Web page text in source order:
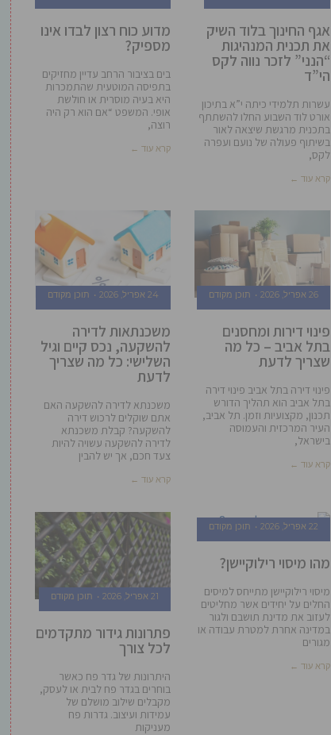
אגף החינוך בלוד השיק
את תכנית המנהיגות
“הנני” לזכר נווה לקס
הי”ד
עשרות תלמידי כיתה י”א בתיכון
אורט לוד השבוע החלו להשתתף
בתכנית מרגשת שיצאה לאור
בשיתוף פעולה של נועם ועפרה
לקס,
קרא עוד ←
מדוע כוח רצון לבדו אינו
מספיק?
בים בציבור הרחב עדיין מחזיקים
בתפיסה המוטעית שהתמכרות
היא בעיה מוסרית או חולשת
אופי. המשפט “אם הוא רק היה
רוצה,
קרא עוד ←
26 אפריל, 2026 תוכן מקודם
פינוי דירות ומחסנים
בתל אביב – כל מה
שצריך לדעת
פינוי דירה בתל אביב פינוי דירה
בתל אביב הוא תהליך הדורש
תכנון, מקצועיות וזמן. תל אביב,
העיר המרכזית והעמוסה
בישראל,
קרא עוד ←
24 אפריל, 2026 תוכן מקודם
משכנתאות לדירה
להשקעה, נכס קיים וגיל
השלישי: כל מה שצריך
לדעת
משכנתא לדירה להשקעה האם
אתם שוקלים לרכוש דירה
להשקעה? קבלת משכנתא
לדירה להשקעה עשויה להיות
צעד חכם, אך יש להבין
קרא עוד ←
22 אפריל, 2026 תוכן מקודם
מהו מיסוי רילוקיישן?
מיסוי רילוקיישן מתייחס למיסים
החלים על יחידים אשר מחליטים
לעזוב את מדינת תושבם ולגור
במדינה אחרת למטרת עבודה או
מגורים
קרא עוד ←
21 אפריל, 2026 תוכן מקודם
פתרונות גידור מתקדמים
לכל צורך
היתרונות של גדר פח כאשר
בוחרים בגדר פח לבית או לעסק,
מקבלים שילוב מושלם של
עמידות ועיצוב. גדרות פח
מעניקות